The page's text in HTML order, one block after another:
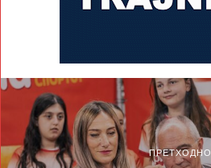
ПРЕТХОДНО